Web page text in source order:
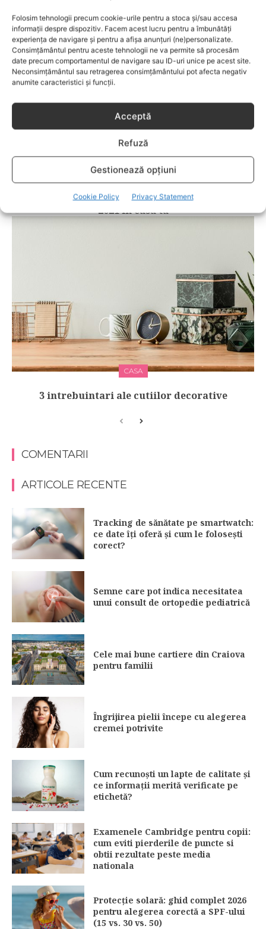
Folosim tehnologii precum cookie-urile pentru a stoca și/sau accesa
informații despre dispozitiv. Facem acest lucru pentru a îmbunătăți
experiența de navigare și pentru a afișa anunțuri (ne)personalizate.
Consimțământul pentru aceste tehnologii ne va permite să procesăm
date precum comportamentul de navigare sau ID-uri unice pe acest site.
Neconsimțământul sau retragerea consimțământului pot afecta negativ
anumite caracteristici și funcții.
Acceptă
Refuză
Gestionează opțiuni
Cookie Policy Privacy Statement
Iată ce credite poți accesa pentru a o finanța
CASA
7 moduri în care poți folosi culorile anului
2021 în casa ta
CASA
3 intrebuintari ale cutiilor decorative
COMENTARII
ARTICOLE RECENTE
Tracking de sănătate pe smartwatch:
ce date îți oferă și cum le folosești
corect?
Semne care pot indica necesitatea
unui consult de ortopedie pediatrică
Cele mai bune cartiere din Craiova
pentru familii
Îngrijirea pielii începe cu alegerea
cremei potrivite
Cum recunoști un lapte de calitate și
ce informații merită verificate pe
etichetă?
Examenele Cambridge pentru copii:
cum eviti pierderile de puncte si
obtii rezultate peste media
nationala
Protecție solară: ghid complet 2026
pentru alegerea corectă a SPF-ului
(15 vs. 30 vs. 50)